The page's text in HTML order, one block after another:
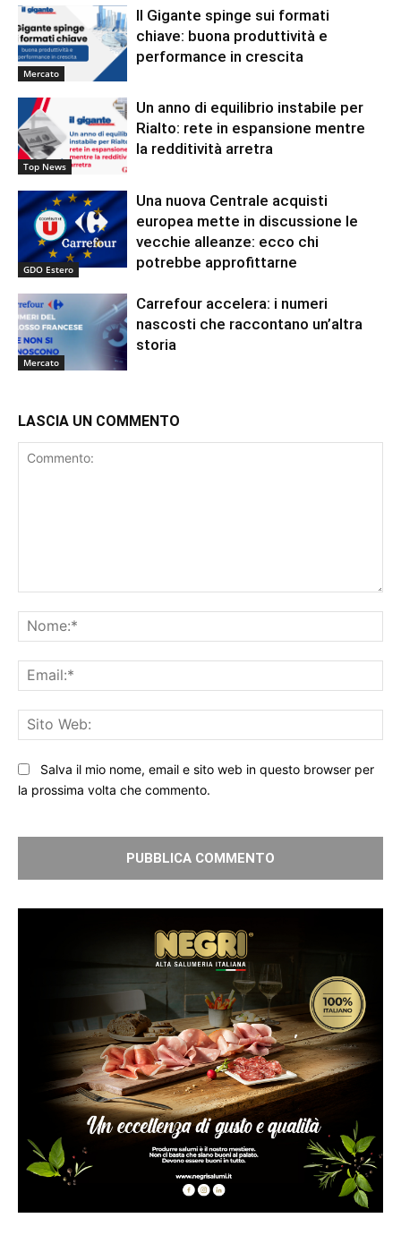
Mercato
Il Gigante spinge sui formati
chiave: buona produttività e
performance in crescita
Top News
Un anno di equilibrio instabile per
Rialto: rete in espansione mentre
la redditività arretra
GDO Estero
Una nuova Centrale acquisti
europea mette in discussione le
vecchie alleanze: ecco chi
potrebbe approfittarne
Mercato
Carrefour accelera: i numeri
nascosti che raccontano un’altra
storia
LASCIA UN COMMENTO
Salva il mio nome, email e sito web in questo browser per
la prossima volta che commento.